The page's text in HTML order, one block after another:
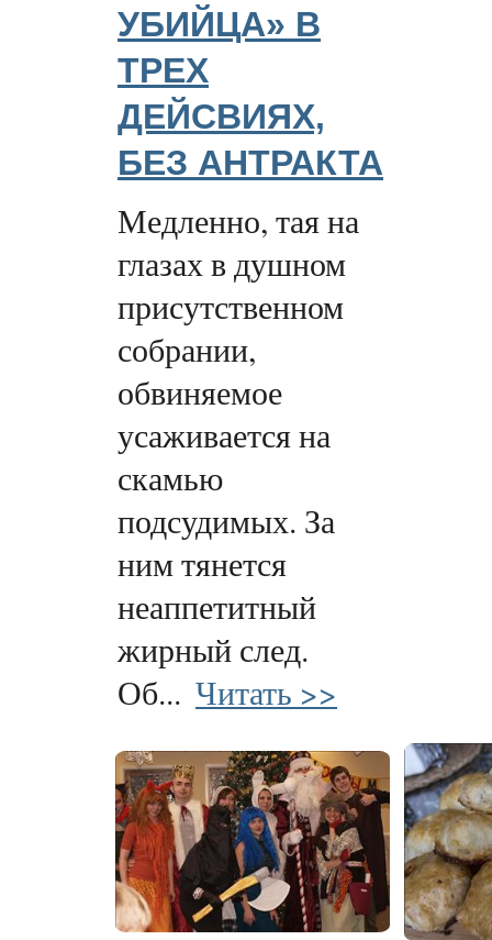
УБИЙЦА» В
ТРЕХ
ДЕЙСВИЯХ,
БЕЗ АНТРАКТА
Медленно, тая на
глазах в душном
присутственном
собрании,
обвиняемое
усаживается на
скамью
подсудимых. За
ним тянется
неаппетитный
жирный след.
Об... Читать >>